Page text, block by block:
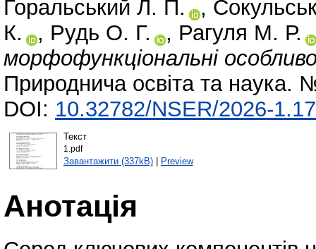
Горальський Л. П. ,
К.
, Рудь О. Г. , Рагуля М. Р.
морфофункціональні
Природнича освіта та
DOI: 10.32782/NSER/2026-1.17
Текст
1.pdf
Завантажити (337kB)| Preview
Анотація